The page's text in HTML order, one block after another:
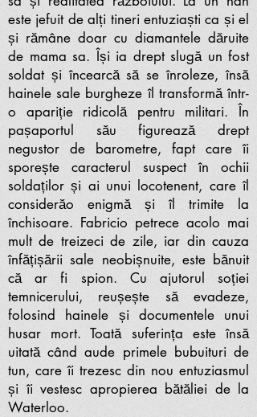
este jefuit de alți tineri entuziaști ca și el
și rămâne doar cu diamantele dăruite
de mama sa. Își ia drept slugă un fost
soldat și încearcă să se înroleze, însă
hainele sale burgheze îl transformă într-
o apariție ridicolă pentru militari. În
pașaportul său figurează drept
negustor de barometre, fapt care îi
sporește caracterul suspect în ochii
soldaților și ai unui locotenent, care îl
considerăo enigmă și îl trimite la
închisoare. Fabricio petrece acolo mai
mult de treizeci de zile, iar din cauza
înfățișării sale neobișnuite, este bănuit
că ar fi spion. Cu ajutorul soției
temnicerului, reușește să evadeze,
folosind hainele și documentele unui
husar mort. Toată suferința este însă
uitată când aude primele bubuituri de
tun, care îi trezesc din nou entuziasmul
și îi vestesc apropierea bătăliei de la
Waterloo.